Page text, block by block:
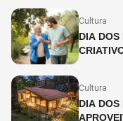
Cultura
DIA DOS PAIS: IDEIAS
Cultura
DIA DOS